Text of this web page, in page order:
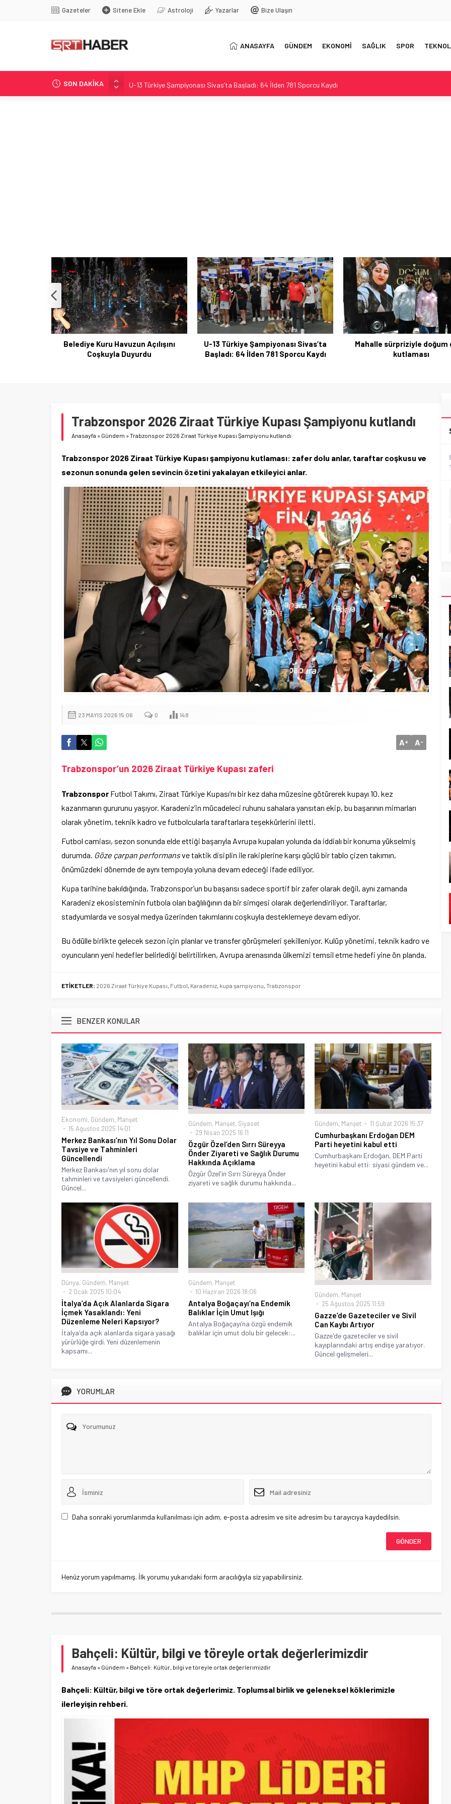
Gazeteler Sitene Ekle Astroloji Yazarlar Bize Ulaşın
ANASAYFA GÜNDEM EKONOMİ SAĞLIK SPOR
SON DAKİKA
U-13 Türkiye Şampiyonası Sivas’ta Başladı: 64 İlden 781 Sporcu Kaydı
Mahalle sürpriziyle doğum günü kutlaması
U-13 Türkiye Şampiyonası Sivas’ta
Başladı: 64 İlden 781 Sporcu Kaydı
Mahalle sürpriziyle doğum günü
kutlaması
Gurbetçi Buluşmaları ve
Festivali finali sürprizlerle
Trabzonspor 2026 Ziraat Türkiye Kupası Şampiyonu kutlandı
Anasayfa » Gündem »Trabzonspor 2026 Ziraat Türkiye Kupası Şampiyonu kutlandı
Trabzonspor 2026 Ziraat Türkiye Kupası şampiyonu kutlaması: zafer dolu anlar, taraftar coşkusu ve
sezonun sonunda gelen sevincin özetini yakalayan etkileyici anlar.
23 MAYIS 2026 15:06 0 148
A+ A-
Trabzonspor’un 2026 Ziraat Türkiye Kupası zaferi
Trabzonspor Futbol Takımı, Ziraat Türkiye Kupası’nı bir kez daha müzesine götürerek kupayı 10. kez
kazanmanın gururunu yaşıyor. Karadeniz’in mücadeleci ruhunu sahalara yansıtan ekip, bu başarının mimarları
olarak yönetim, teknik kadro ve futbolcularla taraftarlara teşekkürlerini iletti.
Futbol camiası, sezon sonunda elde ettiği başarıyla Avrupa kupaları yolunda da iddialı bir konuma yükselmiş
durumda. Göze çarpan performansve taktik disiplin ile rakiplerine karşı güçlü bir tablo çizen takımın,
önümüzdeki dönemde de aynı tempoyla yoluna devam edeceği ifade ediliyor.
Kupa tarihine bakıldığında, Trabzonspor’un bu başarısı sadece sportif bir zafer olarak değil, aynı zamanda
Karadeniz ekosisteminin futbola olan bağlılığının da bir simgesi olarak değerlendiriliyor. Taraftarlar,
stadyumlarda ve sosyal medya üzerinden takımlarını coşkuyla desteklemeye devam ediyor.
Bu ödülle birlikte gelecek sezon için planlar ve transfer görüşmeleri şekilleniyor. Kulüp yönetimi, teknik kadro ve
oyuncuların yeni hedefler belirlediği belirtilirken, Avrupa arenasında ülkemizi temsil etme hedefi yine ön planda.
ETİKETLER: 2026 Ziraat Türkiye Kupası, Futbol, Karadeniz, kupa şampiyonu, Trabzonspor
BENZER KONULAR
Ekonomi, Gündem, Manşet
15 Ağustos 2025 14:01
Merkez Bankası’nın Yıl Sonu Dolar
Tavsiye ve Tahminleri
Güncellendi
Merkez Bankası'nın yıl sonu dolar
tahminleri ve tavsiyeleri güncellendi.
Güncel...
Gündem, Manşet, Siyaset
29 Nisan 2025 16:11
Özgür Özel’den Sırrı Süreyya
Önder Ziyareti ve Sağlık Durumu
Hakkında Açıklama
Özgür Özel'in Sırrı Süreyya Önder
ziyareti ve sağlık durumu hakkında...
Gündem, Manşet 11 Şubat 2026 15:37
Cumhurbaşkanı Erdoğan DEM
Parti heyetini kabul etti
Cumhurbaşkanı Erdoğan, DEM Parti
heyetini kabul etti: siyasi gündem ve...
Dünya, Gündem, Manşet
2 Ocak 2025 10:04
İtalya’da Açık Alanlarda Sigara
İçmek Yasaklandı: Yeni
Düzenleme Neleri Kapsıyor?
İtalya'da açık alanlarda sigara yasağı
yürürlüğe girdi. Yeni düzenlemenin
kapsamı...
Gündem, Manşet
10 Haziran 2026 18:06
Antalya Boğaçayı’na Endemik
Balıklar İçin Umut Işığı
Antalya Boğaçayı’na özgü endemik
balıklar için umut dolu bir gelecek:...
Gündem, Manşet
25 Ağustos 2025 11:59
Gazze’de Gazeteciler ve Sivil
Can Kaybı Artıyor
Gazze'de gazeteciler ve sivil
kayıplarındaki artış endişe yaratıyor.
Güncel gelişmeleri...
YORUMLAR
Daha sonraki yorumlarımda kullanılması için adım, e-posta adresim ve site adresim bu tarayıcıya kaydedilsin.
Henüz yorum yapılmamış. İlk yorumu yukarıdaki form aracılığıyla siz yapabilirsiniz.
Bahçeli: Kültür, bilgi ve töreyle ortak değerlerimizdir
Anasayfa » Gündem » Bahçeli: Kültür, bilgi ve töreyle ortak değerlerimizdir
Bahçeli: Kültür, bilgi ve töre ortak değerlerimiz. Toplumsal birlik ve geleneksel köklerimizle
ilerleyişin rehberi.